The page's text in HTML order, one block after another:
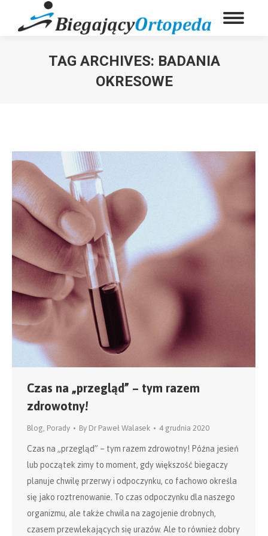
TAG ARCHIVES: BADANIA
OKRESOWE
Czas na „przegląd” – tym razem
zdrowotny!
Blog, Porady By Dr Paweł Walasek 4 grudnia 2020
Czas na „przegląd” – tym razem zdrowotny! Późna jesień
lub początek zimy to moment, gdy większość biegaczy
planuje chwilę przerwy i odpoczynku, co fachowo określa
się jako roztrenowanie. To czas odpoczynku dla naszego
organizmu, ale także chwila na zagojenie drobnych,
czasem przewlekających się urazów. Ale to również dobry